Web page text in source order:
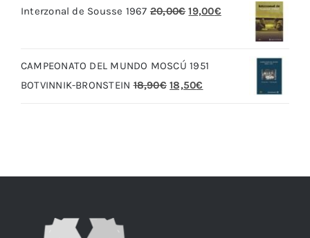
era:
es:
Interzonal de Sousse 1967 20,00€ El
era:
20,00€.
19,00€El
CAMPEONATO DEL MUNDO MOSCÚ 1951
BOTVINNIK-BRONSTEIN 18,90€ El
18,50€